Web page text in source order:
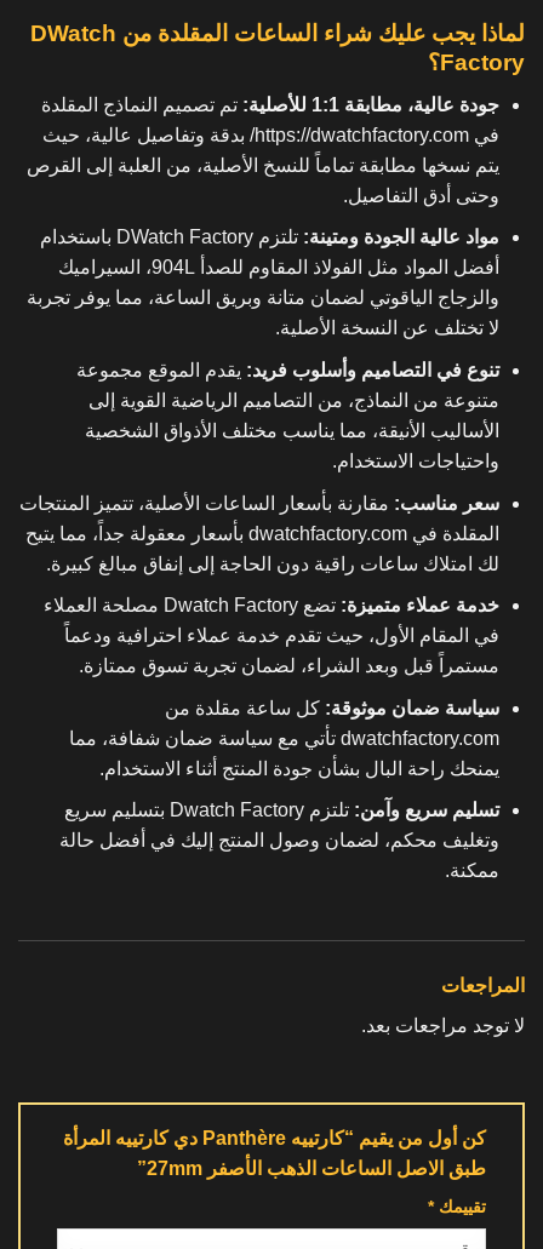
لماذا يجب عليك شراء الساعات المقلدة من DWatch
Factory؟
جودة عالية، مطابقة 1:1 للأصلية:
تم تصميم النماذج المقلدة
في https://dwatchfactory.com/ بدقة وتفاصيل عالية، حيث
يتم نسخها مطابقة تماماً للنسخ الأصلية، من العلبة إلى القرص
وحتى أدق التفاصيل.
مواد عالية الجودة ومتينة:
تلتزم DWatch Factory باستخدام
أفضل المواد مثل الفولاذ المقاوم للصدأ 904L، السيراميك
والزجاج الياقوتي لضمان متانة وبريق الساعة، مما يوفر تجربة
لا تختلف عن النسخة الأصلية.
تنوع في التصاميم وأسلوب فريد: يقدم الموقع مجموعة
متنوعة من النماذج، من التصاميم الرياضية القوية إلى
الأساليب الأنيقة، مما يناسب مختلف الأذواق الشخصية
واحتياجات الاستخدام.
سعر مناسب: مقارنة بأسعار الساعات الأصلية، تتميز المنتجات
المقلدة في dwatchfactory.com بأسعار معقولة جداً، مما يتيح
لك امتلاك ساعات راقية دون الحاجة إلى إنفاق مبالغ كبيرة.
خدمة عملاء متميزة:
تضع Dwatch Factory مصلحة العملاء
في المقام الأول، حيث تقدم خدمة عملاء احترافية ودعماً
مستمراً قبل وبعد الشراء، لضمان تجربة تسوق ممتازة.
سياسة ضمان موثوقة: كل ساعة مقلدة من
dwatchfactory.com تأتي مع سياسة ضمان شفافة، مما
يمنحك راحة البال بشأن جودة المنتج أثناء الاستخدام.
تسليم سريع وآمن:
تلتزم Dwatch Factory بتسليم سريع
وتغليف محكم، لضمان وصول المنتج إليك في أفضل حالة
ممكنة.
المراجعات
لا توجد مراجعات بعد.
كن أول من يقيم “كارتييه Panthère دي كارتييه المرأة
طبق الاصل الساعات الذهب الأصفر 27mm”
تقييمك*